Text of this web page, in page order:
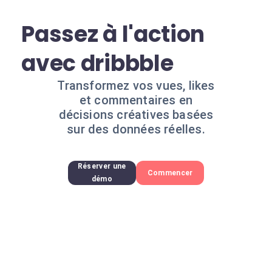
Passez à l'action
avec dribbble
Transformez vos vues, likes
et commentaires en
décisions créatives basées
sur des données réelles.
Réserver une
démo
Commencer